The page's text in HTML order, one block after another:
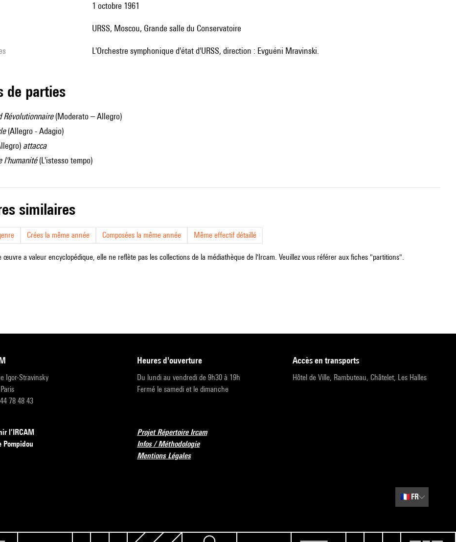
1 octobre 1961
URSS, Moscou, Grande salle du Conservatoire
l'Orchestre symphonique d'état d'URSS, direction : Evguéni Mravinski.
de parties
Révolutionnaire(Moderato – Allegro)
(Allegro - Adagio)
attacca
l'humanité(L'istesso tempo)
similaires
Crées la même année Composées la même année Même effectif détaillé
œuvre a valeur encyclopédique, elle ne reflète pas les collections de la médiathèque de l'Ircam. Veuillez vous référer aux fiches "partitions".
Igor-Stravinsky
78 48 43
heures d'ouverture
Du lundi au vendredi de 9h30 à 19h
Fermé le samedi et le dimanche
accès en transports
Hôtel de Ville, Rambuteau, Châtelet, Les Halles
l’IRCAM
Pompidou
Projet Répertoire Ircam
Infos / Méthodologie
Mentions Légales
🇫🇷 FR